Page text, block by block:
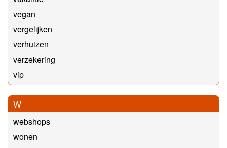
vegan
vergelijken
verhuizen
verzekering
vip
W
webshops
wonen